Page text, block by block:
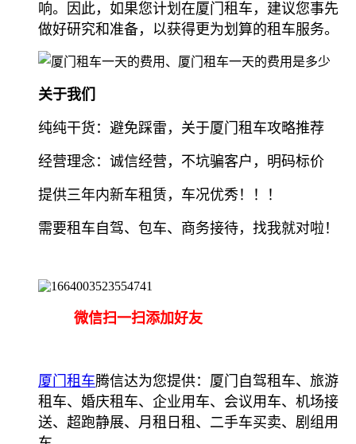
响。因此，如果您计划在厦门租车，建议您事先
做好研究和准备，以获得更为划算的租车服务。
关于我们
纯纯干货：避免踩雷，关于厦门租车攻略推荐
经营理念：诚信经营，不坑骗客户，明码标价
提供三年内新车租赁，车况优秀！！！
需要租车自驾、包车、商务接待，找我就对啦！
微信扫一扫添加好友
厦门租车腾信达为您提供：厦门自驾租车、旅游
租车、婚庆租车、企业用车、会议用车、机场接
送、超跑静展、月租日租、二手车买卖、剧组用